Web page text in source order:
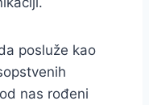
posluže kao
nas rođeni